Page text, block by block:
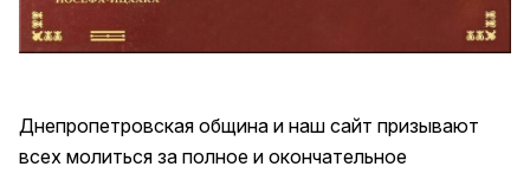
Днепропетровская община и наш сайт призывают
всех молиться за полное и окончательное